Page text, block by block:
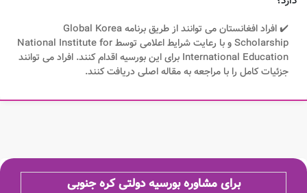
✔️ افراد افغانستان می توانند از طریق برنامه Global Korea
Scholarship و با رعایت شرایط اعلامی توسط National Institute for
International Education برای این بورسیه اقدام کنند. افراد می توانند
جزئیات کامل را با مراجعه به مقاله اصلی دریافت کنند.
برای مشاوره بورسیه دولتی کره جنوبی